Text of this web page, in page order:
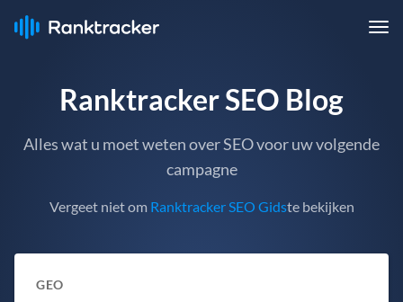
Ranktracker SEO Blog
Alles wat u moet weten over SEO voor uw volgende
campagne
Vergeet niet om Ranktracker SEO Gidste bekijken
GEO